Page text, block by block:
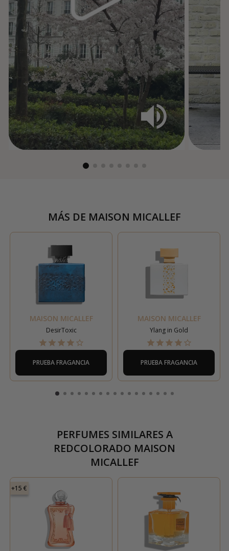
MÁS DE MAISON MICALLEF
MAISON MICALLEF
DesirToxic
PRUEBA FRAGANCIA
MAISON MICALLEF
Ylang in Gold
PRUEBA FRAGANCIA
PERFUMES SIMILARES A
REDCOLORADO MAISON
MICALLEF
+15 €